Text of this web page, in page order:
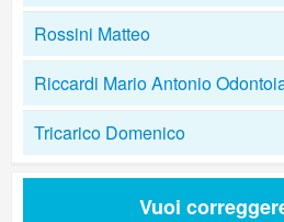
Rossini Matteo
Riccardi Mario Antonio
Tricarico Domenico
Vuoi